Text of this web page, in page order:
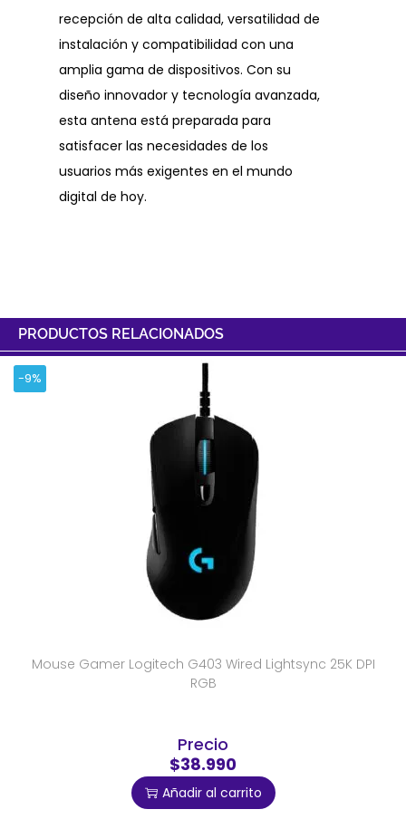
recepción de alta calidad, versatilidad de
instalación y compatibilidad con una
amplia gama de dispositivos. Con su
diseño innovador y tecnología avanzada,
esta antena está preparada para
satisfacer las necesidades de los
usuarios más exigentes en el mundo
digital de hoy.
PRODUCTOS RELACIONADOS
-9%
Mouse Gamer Logitech G403 Wired Lightsync 25K DPI
RGB
Precio
$38.990
Añadir al carrito